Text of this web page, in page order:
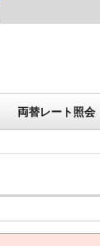
両替レート照会